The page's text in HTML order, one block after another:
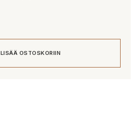
LISÄÄ OSTOSKORIIN